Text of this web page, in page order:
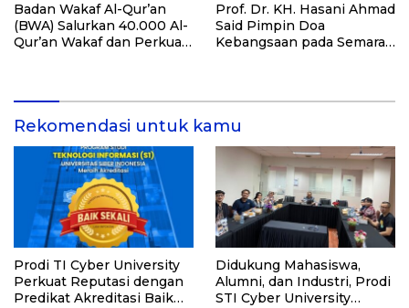
Badan Wakaf Al-Qur’an
(BWA) Salurkan 40.000 Al-
Qur’an Wakaf dan Perkuat
Prof. Dr. KH. Hasani Ahmad
Said Pimpin Doa
Kebangsaan pada Semarak
Rekomendasi untuk kamu
Prodi TI Cyber University
Perkuat Reputasi dengan
Predikat Akreditasi Baik
Didukung Mahasiswa,
Alumni, dan Industri, Prodi
STI Cyber University